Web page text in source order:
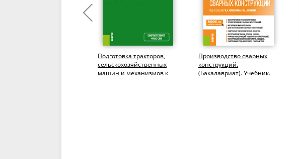
Подготовка тракторов,
сельскохозяйственных
машин и механизмов к
Производство сварных
конструкций.
(Бакалавриат). Учебник.